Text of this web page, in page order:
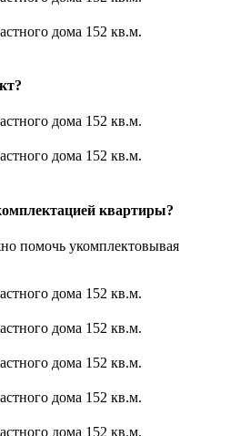
квартиры?
помочь укомплектовывая